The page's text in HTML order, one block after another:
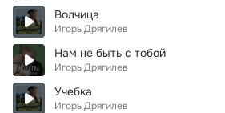
Волчица
Игорь Дрягилев
Нам не быть с тобой
Игорь Дрягилев
Учебка
Игорь Дрягилев